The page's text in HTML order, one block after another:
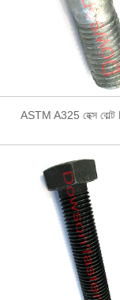
ASTM A325 হেক্স